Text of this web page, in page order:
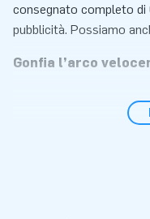
consegnato completo di
pubblicità. Possiamo
Gonfia l’arco
meno di 10 minuti è
Alta qualità e per